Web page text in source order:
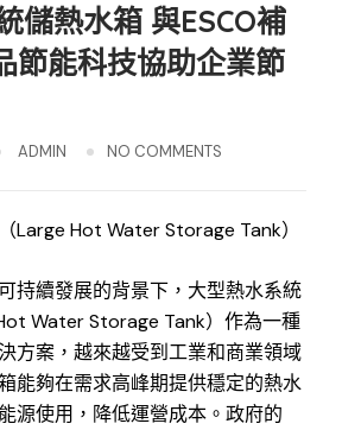
儲熱水箱 與ESCO補
節能科技協助企業節
ADMIN NO COMMENTS
Large Hot Water Storage Tank）
持續發展的背景下，大型熱水系統
Water Storage Tank）作為一種
方案，越來越受到工業和商業領域
能夠在需求高峰期提供穩定的熱水
源使用，降低運營成本。政府的